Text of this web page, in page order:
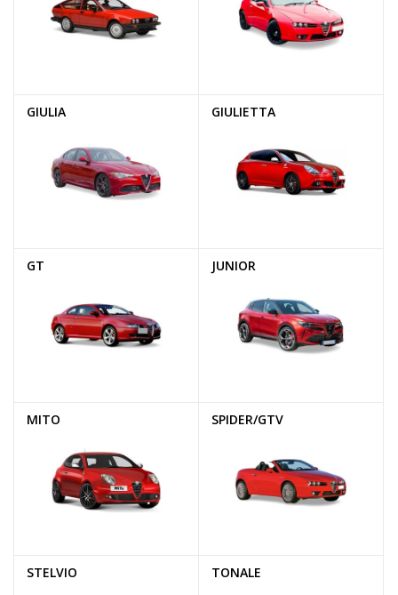
GIULIA GIULIETTA
GT JUNIOR
MITO SPIDER/GTV
STELVIO TONALE